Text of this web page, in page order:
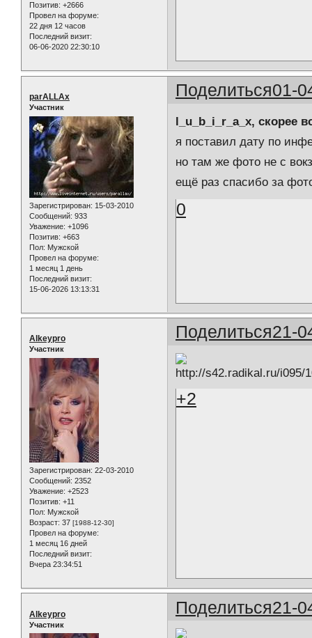
Позитив: +2666
Провел на форуме:
22 дня 12 часов
Последний визит:
06-06-2020 22:30:10
Поделиться01-
parALLAx
Участник
Зарегистрирован: 15-03-2010
Сообщений: 933
Уважение: +1096
Позитив: +663
Пол: Мужской
Провел на форуме:
1 месяц 1 день
Последний визит:
15-06-2026 13:13:31
l_u_b_i_r_a_x, скорее
я поставил дату по
но там же фото не с
ещё раз спасибо за
0
Поделиться21-
Alkeypro
Участник
Зарегистрирован: 22-03-2010
Сообщений: 2352
Уважение: +2523
Позитив: +11
Пол: Мужской
Возраст: 37 [1988-12-30]
Провел на форуме:
1 месяц 16 дней
Последний визит:
Вчера 23:34:51
+2
Поделиться21-
Alkeypro
Участник